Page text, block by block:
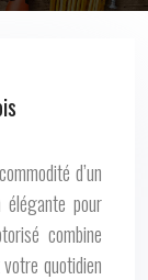
d’un
élégante pour
combine
quotidien